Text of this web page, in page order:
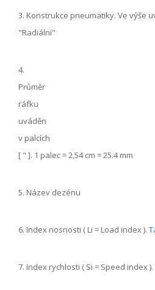
3. Konstrukce pneumatiky. Ve výše
"Radiální"
4.
Průměr
ráfku
uváděn
v palcích
[ " ]. 1 palec = 2,54 cm = 25.4 mm
5. Název dezénu
6. Index nosnosti ( Li = Load index ).
7. Index rychlosti ( Si = Speed index ).